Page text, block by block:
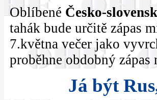
Oblíbené Česko-
tahák bude určitě zápas
7.května večer jako
proběhne obdobný zápas
Já být